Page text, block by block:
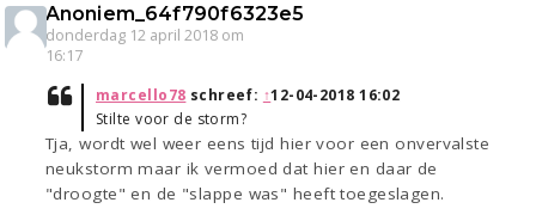
Anoniem_64f790f6323e5
donderdag 12 april 2018 om
16:17
marcello78 schreef: ↑12-04-2018 16:02
Stilte voor de storm?
Tja, wordt wel weer eens tijd hier voor een onvervalste
neukstorm maar ik vermoed dat hier en daar de
"droogte" en de "slappe was" heeft toegeslagen.